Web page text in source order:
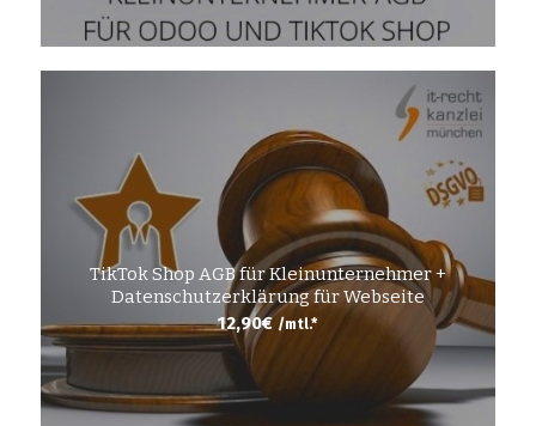
TikTok Shop AGB für Kleinunternehmer +
Datenschutzerklärung für Webseite
12,90€ /mtl.*